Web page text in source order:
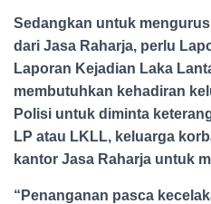
Sedangkan untuk
dari Jasa Raharja, perlu
Laporan Kejadian Laka
membutuhkan kehadiran
Polisi untuk diminta
LP atau LKLL, keluarga
kantor Jasa Raharja untuk
“Penanganan pasca